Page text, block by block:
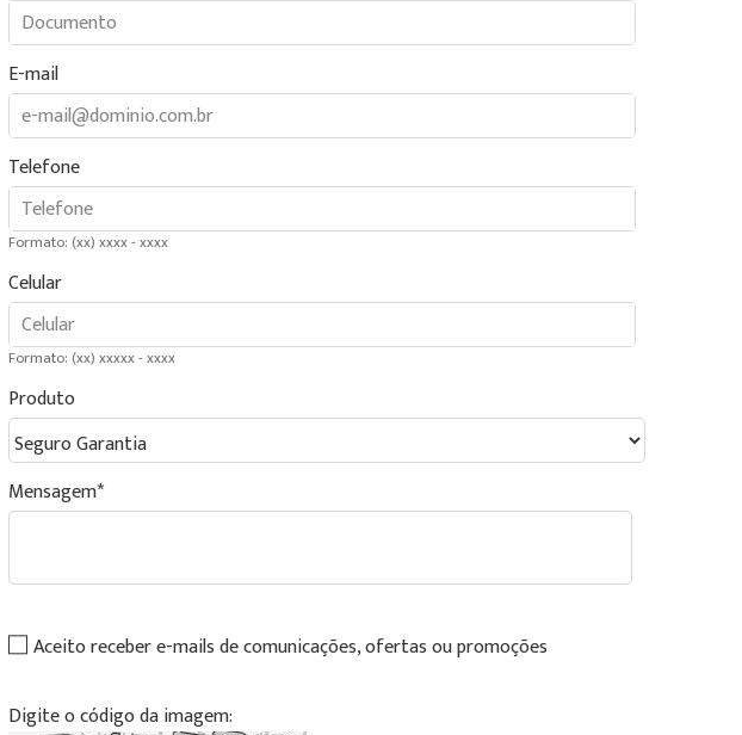
E-mail
Telefone
Formato: (xx) xxxx - xxxx
Celular
Formato: (xx) xxxxx - xxxx
Produto
Mensagem
Aceito receber e-mails de comunicações, ofertas ou promoções
Digite o código da imagem: